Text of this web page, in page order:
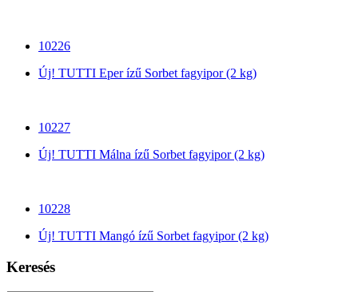
10226
Új! TUTTI Eper ízű Sorbet fagyipor (2 kg)
10227
Új! TUTTI Málna ízű Sorbet fagyipor (2 kg)
10228
Új! TUTTI Mangó ízű Sorbet fagyipor (2 kg)
Keresés